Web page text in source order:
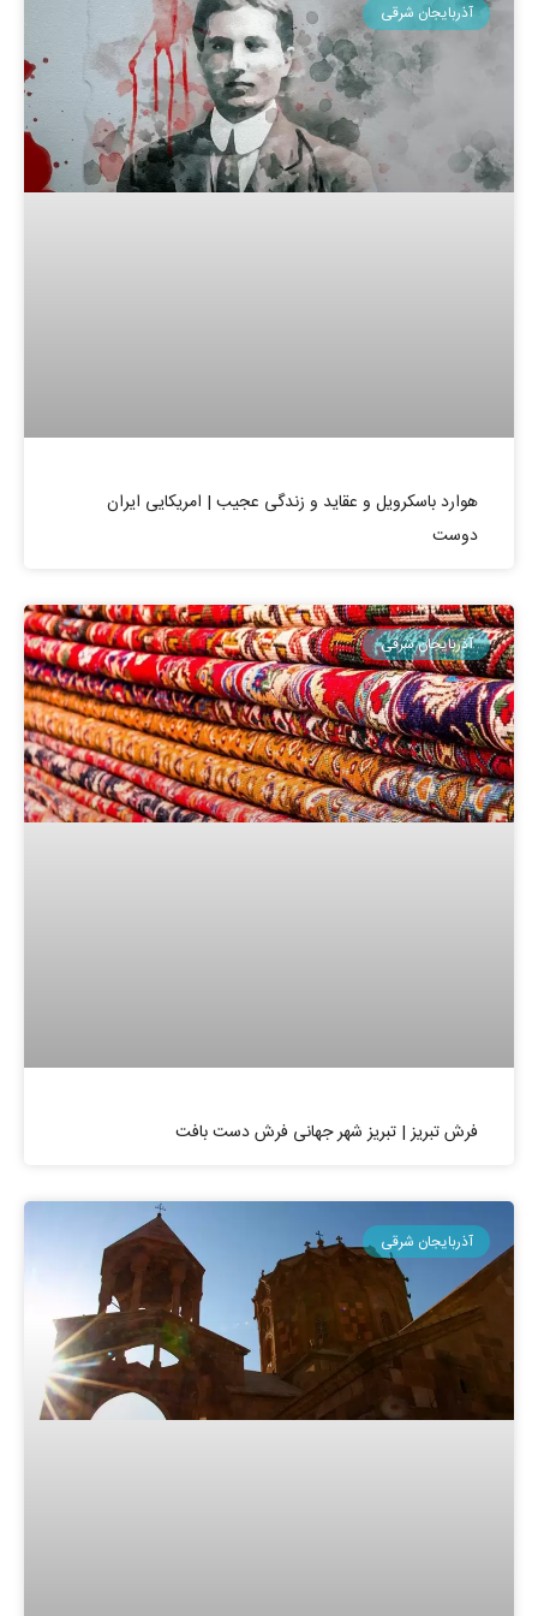
آذربایجان شرقی
هوارد باسکرویل و عقاید و زندگی عجیب | امریکایی ایران
دوست
آذربایجان شرقی
فرش تبریز | تبریز شهر جهانی فرش دست بافت
آذربایجان شرقی